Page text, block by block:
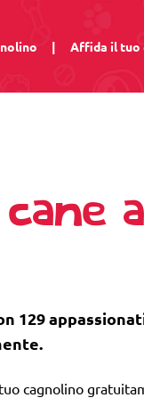
| Affida il tuo
cagnolino